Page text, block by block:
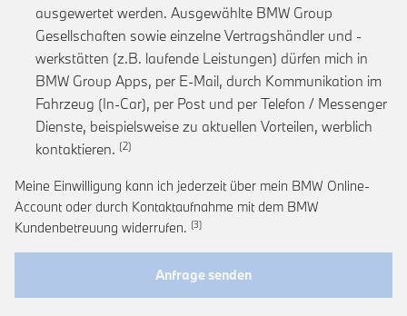
ausgewertet werden. Ausgewählte BMW Group
Gesellschaften sowie einzelne Vertragshändler und -
werkstätten (z.B. laufende Leistungen) dürfen mich in
BMW Group Apps, per E-Mail, durch Kommunikation im
Fahrzeug (In-Car), per Post und per Telefon / Messenger
Dienste, beispielsweise zu aktuellen Vorteilen, werblich
kontaktieren. Link zur Fußnote: Einwilligung zur
Meine Einwilligung kann ich jederzeit über mein BMW Online-
Account oder durch Kontaktaufnahme mit dem BMW
Kundenbetreuung widerrufen. Link zur Fußnote: Widerruf der
Anfrage senden